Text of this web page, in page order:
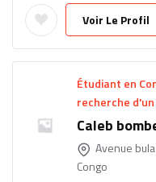
Voir Le Profil
Étudiant en
recherche
Caleb
Avenue
Congo